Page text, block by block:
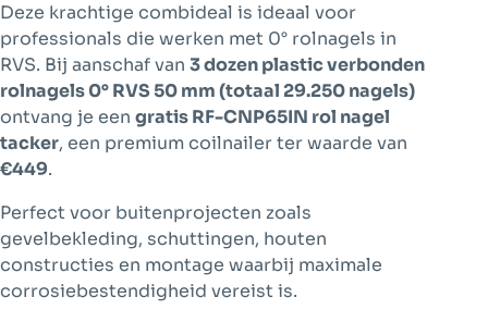
Deze krachtige combideal is ideaal voor
professionals die werken met 0° rolnagels in
RVS. Bij aanschaf van 3 dozen plastic verbonden
rolnagels 0° RVS 50 mm (totaal 29.250 nagels)
ontvang je een gratis RF-CNP65IN rol nagel
tacker, een premium coilnailer ter waarde van
€449.
Perfect voor buitenprojecten zoals
gevelbekleding, schuttingen, houten
constructies en montage waarbij maximale
corrosiebestendigheid vereist is.